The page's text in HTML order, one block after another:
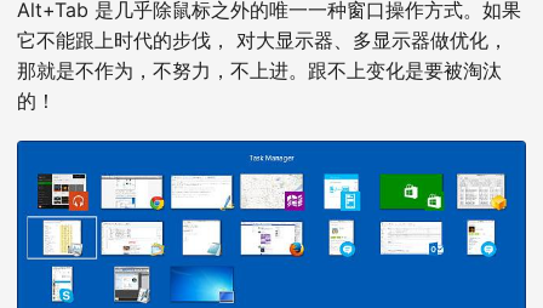
Alt+Tab 是几乎除鼠标之外的唯一一种窗口操作方式。如果
它不能跟上时代的步伐， 对大显示器、多显示器做优化，
那就是不作为，不努力，不上进。跟不上变化是要被淘汰
的！